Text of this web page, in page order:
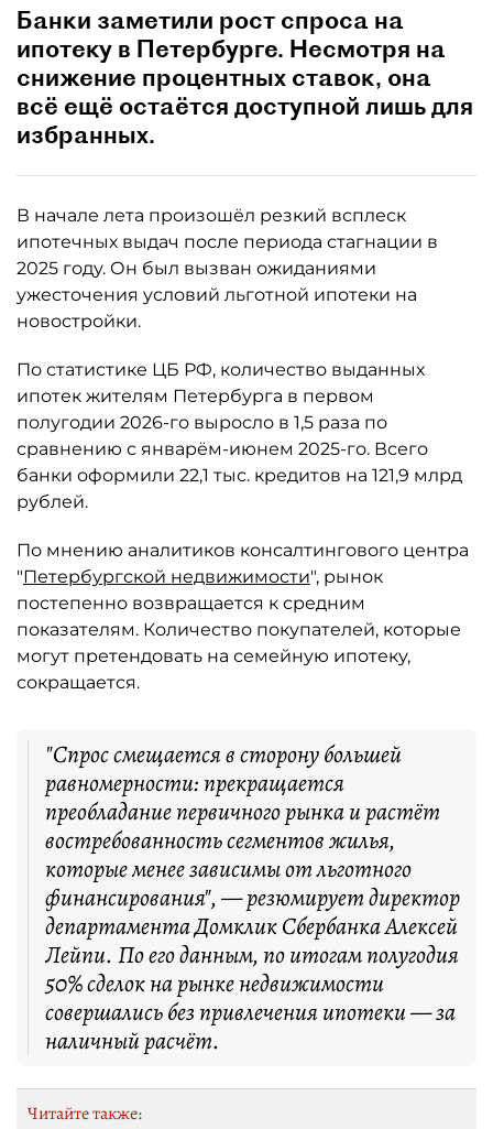
Банки заметили рост спроса на
ипотеку в Петербурге. Несмотря на
снижение процентных ставок, она
всё ещё остаётся доступной лишь для
избранных.
В начале лета произошёл резкий всплеск
ипотечных выдач после периода стагнации в
2025 году. Он был вызван ожиданиями
ужесточения условий льготной ипотеки на
новостройки.
По статистике ЦБ РФ, количество выданных
ипотек жителям Петербурга в первом
полугодии 2026-го выросло в 1,5 раза по
сравнению с январём-июнем 2025-го. Всего
банки оформили 22,1 тыс. кредитов на 121,9 млрд
рублей.
По мнению аналитиков консалтингового центра
"Петербургской недвижимости", рынок
постепенно возвращается к средним
показателям. Количество покупателей, которые
могут претендовать на семейную ипотеку,
сокращается.
"Спрос смещается в сторону большей
равномерности: прекращается
преобладание первичного рынка и растёт
востребованность сегментов жилья,
которые менее зависимы от льготного
финансирования", — резюмирует директор
департамента Домклик Сбербанка Алексей
Лейпи. По его данным, по итогам полугодия
50% сделок на рынке недвижимости
совершались без привлечения ипотеки — за
наличный расчёт.
Читайте также: